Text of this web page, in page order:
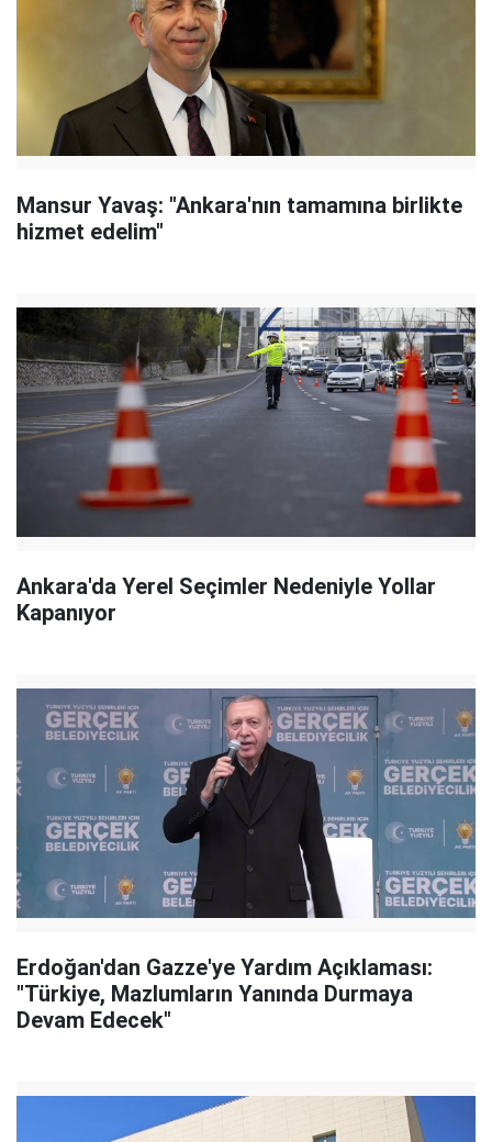
Mansur Yavaş: "Ankara'nın tamamına birlikte
hizmet edelim"
Ankara'da Yerel Seçimler Nedeniyle Yollar
Kapanıyor
Erdoğan'dan Gazze'ye Yardım Açıklaması:
"Türkiye, Mazlumların Yanında Durmaya
Devam Edecek"